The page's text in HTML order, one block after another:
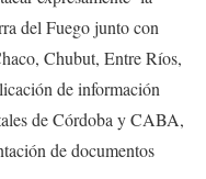
del Fuego junto con
Chubut, Entre Ríos,
de información
de Córdoba y CABA,
de documentos